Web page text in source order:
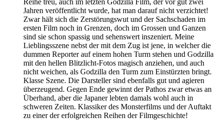
Jahren veröffentlicht wurde, hat man darauf nicht verzichtet!
Zwar hält sich die Zerstörungswut und der Sachschaden im
ersten Film noch in Grenzen, doch im Grossen und Ganzen
sind sie schon spassig und sehenswert inszeniert. Meine
Lieblingsszene nebst der mit dem Zug ist jene, in welcher die
dummen Reporter auf einem hohen Turm stehen und Godzilla
mit den hellen Blitzlicht-Fotos magisch anziehen, und auch
nicht weichen, als Godzilla den Turm zum Einstürzten bringt.
Klasse Szene. Die Darsteller sind ebenfalls gut und agieren
überzeugend. Gegen Ende gewinnt der Pathos zwar etwas an
Überhand, aber die Japaner lebten damals wohl auch in
schweren Zeiten. Klassiker des Monsterfilms und der Auftakt
zu einer der erfolgreichen Reihen der Filmgeschichte!